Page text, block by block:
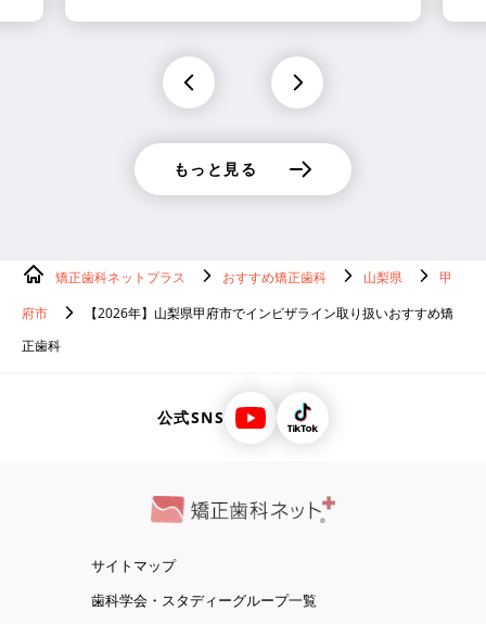
もっと見る
矯正歯科ネットプラス おすすめ矯正歯科 山梨県
甲
府市
【2026年】山梨県甲府市でインビザライン取り扱いおすすめ矯
正歯科
公式SNS
サイトマップ
歯科学会・スタディーグループ一覧